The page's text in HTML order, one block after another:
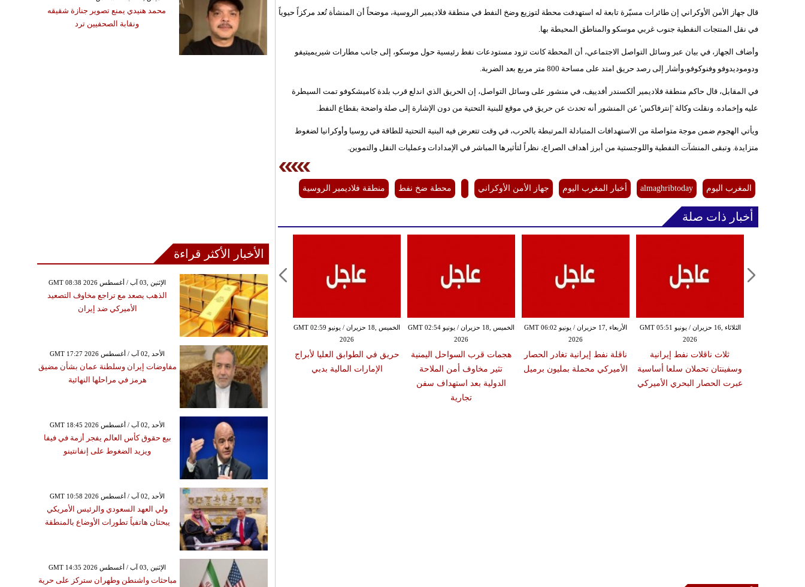
قال جهاز الأمن الأوكراني إن طائرات مسيّرة تابعة له استهدفت محطة لتوزيع وضخ النفط في منطقة فلاديمير الروسية، موضحاً أن المنشأة تُعد مركزاً حيوياً
في نقل المنتجات النفطية جنوب غربي موسكو والمناطق المحيطة بها.
وأضاف الجهاز، في بيان عبر وسائل التواصل الاجتماعي، أن المحطة كانت تزود مستودعات نفط رئيسية حول موسكو، إلى جانب مطارات شيريميتيفو
ودوموديدوفو وفنوكوفو،وأشار إلى رصد حريق امتد على مساحة 800 متر مربع بعد الضربة.
في المقابل، قال حاكم منطقة فلاديمير ألكسندر أفدييف، في منشور على وسائل التواصل، إن الحريق الذي اندلع قرب بلدة كاميشكوفو تمت السيطرة
عليه وإخماده. ونقلت وكالة 'إنترفاكس' عن المنشور أنه تحدث عن حريق في موقع للبنية التحتية من دون الإشارة إلى صلة واضحة بقطاع النفط.
ويأتي الهجوم ضمن موجة متواصلة من الاستهدافات المتبادلة المرتبطة بالحرب، في وقت تتعرض فيه البنية التحتية للطاقة في روسيا وأوكرانيا لضغوط
متزايدة. وتبقى المنشآت النفطية واللوجستية من أبرز أهداف الصراع، نظراً لتأثيرها المباشر في الإمدادات وعمليات النقل والتموين.
المغرب اليوم almaghribtoday أخبار المغرب اليوم جهاز الأمن الأوكراني محطة ضخ نفط منطقة فلاديمير الروسية
أخبار ذات صلة
الجمعة ,19 حزيران / يونيو GMT 05:07
الجيش الأميركي يعلن رفع
الحصار المفروض على الموانئ
الإيرانية
الخميس ,18 حزيران / يونيو GMT 02:59
2026
حريق في الطوابق العليا لأبراج
الإمارات المالية بدبي
الخميس ,18 حزيران / يونيو GMT 02:54
2026
هجمات قرب السواحل اليمنية
تثير مخاوف أمن الملاحة
الدولية بعد استهداف سفن
تجارية
الأربعاء ,17 حزيران / يونيو GMT 06:02
2026
ناقلة نفط إيرانية تغادر الحصار
الأميركي محملة بمليون برميل
الثلاثاء ,16 حزيران / يونيو GMT 05:51
2026
ثلاث ناقلات نفط إيرانية
وسفينتان تحملان سلعا أساسية
عبرت الحصار البحري الأميركي
محمد هنيدي يمنع تصوير جنازة شقيقه
ونقابة الصحفيين ترد
الأخبار الأكثر قراءة
GMT 08:38 2026 الإثنين ,03 آب / أغسطس
الذهب يصعد مع تراجع مخاوف التصعيد
الأميركي ضد إيران
GMT 17:27 2026 الأحد ,02 آب / أغسطس
مفاوضات إيران وسلطنة عمان بشأن مضيق
هرمز في مراحلها النهائية
GMT 18:45 2026 الأحد ,02 آب / أغسطس
بيع حقوق كأس العالم يفجر أزمة في فيفا
ويزيد الضغوط على إنفانتينو
GMT 10:58 2026 الأحد ,02 آب / أغسطس
ولي العهد السعودي والرئيس الأمريكي
يبحثان هاتفياً تطورات الأوضاع بالمنطقة
GMT 14:35 2026 الإثنين ,03 آب / أغسطس
مباحثات واشنطن وطهران ستركز على حرية